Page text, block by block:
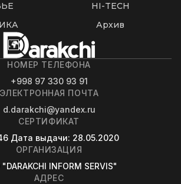
HI-TECH
Архив
НОМЕР ТЕЛЕФОНА
+998 97 330 93 91
ЭЛЕКТРОННАЯ ПОЧТА
d.darakchi@yandex.ru
СЕРТИФИКАТ
Дата выдачи: 28.05.2020
ОРГАНИЗАЦИЯ
"DARAKCHI INFORM SERVIS"
АДРЕС